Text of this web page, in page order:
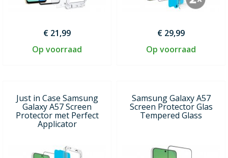
€ 21,99
Op voorraad
€ 29,99
Op voorraad
Just in Case Samsung
Galaxy A57 Screen
Protector met Perfect
Applicator
Samsung Galaxy A57
Screen Protector Glas
Tempered Glass